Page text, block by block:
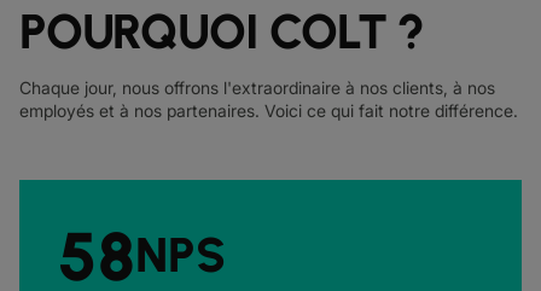
POURQUOI COLT ?
Chaque jour, nous offrons l'extraordinaire à nos clients, à nos
employés et à nos partenaires. Voici ce qui fait notre différence.
58NPS